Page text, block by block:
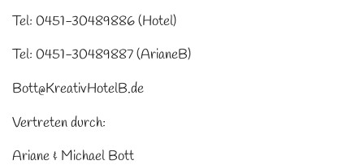
Tel: 0451-30489886 (Hotel)
Tel: 0451-30489887 (ArianeB)
Bott@KreativHotelB.de
Vertreten durch:
Ariane & Michael Bott